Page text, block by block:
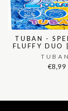
TUBAN -
FLUFFY DUO
€8,99